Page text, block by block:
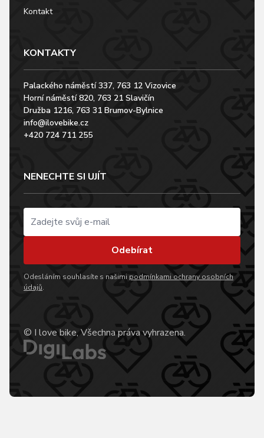
Kontakt
KONTAKTY
Palackého náměstí 337, 763 12 Vizovice
Horní náměstí 820, 763 21 Slavičín
Družba 1216, 763 31 Brumov-Bylnice
info@ilovebike.cz
+420 724 711 255
NENECHTE SI UJÍT
Odebírat
Odesláním souhlasíte s našimi podmínkami ochrany osobních
údajů.
© I love bike, Všechna práva vyhrazena.